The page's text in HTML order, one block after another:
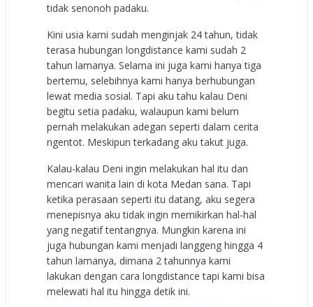
tidak senonoh padaku.
Kini usia kami sudah menginjak 24 tahun, tidak
terasa hubungan longdistance kami sudah 2
tahun lamanya. Selama ini juga kami hanya tiga
bertemu, selebihnya kami hanya berhubungan
lewat media sosial. Tapi aku tahu kalau Deni
begitu setia padaku, walaupun kami belum
pernah melakukan adegan seperti dalam cerita
ngentot. Meskipun terkadang aku takut juga.
Kalau-kalau Deni ingin melakukan hal itu dan
mencari wanita lain di kota Medan sana. Tapi
ketika perasaan seperti itu datang, aku segera
menepisnya aku tidak ingin memikirkan hal-hal
yang negatif tentangnya. Mungkin karena ini
juga hubungan kami menjadi langgeng hingga 4
tahun lamanya, dimana 2 tahunnya kami
lakukan dengan cara longdistance tapi kami bisa
melewati hal itu hingga detik ini.